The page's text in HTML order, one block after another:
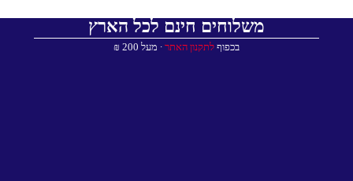
משלוחים חינם לכל הארץ
בכפוף לתקנון האתר ∙ מעל 200 ₪